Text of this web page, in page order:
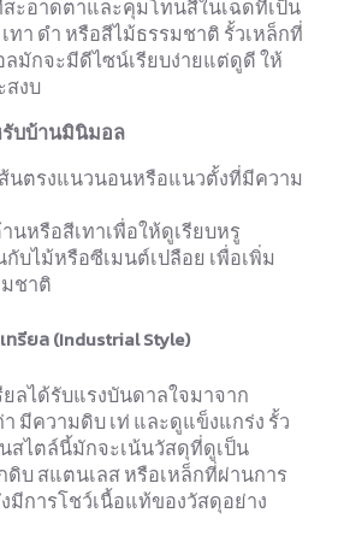
สะอาดตาและคุมโทนสีในเฉดที่เป็น
ทา ดำ หรือสีไม้ธรรมชาติ รั้วเหล็กที่
มักจะมีดีไซน์เรียบง่ายแต่ดูดี ให้
งบ
บบ้านมินิมอล
นตรงแนวนอนหรือแนวตั้งที่มีความ
นหรือสีเทาเพื่อให้ดูเรียบหรู
บไม้หรือซีเมนต์เปลือย เพื่อเพิ่ม
ชาติ
ทรียล (Industrial Style)
ลได้รับแรงบันดาลใจมาจาก
มีความดิบ เท่ และดูแข็งแกร่ง รั้ว
สไตล์นี้มักจะเน้นวัสดุที่ดูเป็น
ดิบ สแตนเลส หรือเหล็กที่ผ่านการ
มีการโชว์เนื้อแท้ของวัสดุอย่าง